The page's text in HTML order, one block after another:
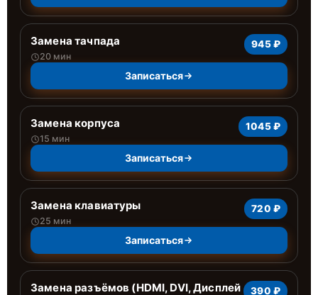
Замена тачпада
20 мин
945 ₽
Записаться
Замена корпуса
15 мин
1045 ₽
Записаться
Замена клавиатуры
25 мин
720 ₽
Записаться
Замена разъёмов (HDMI, DVI, Дисплей
390 ₽